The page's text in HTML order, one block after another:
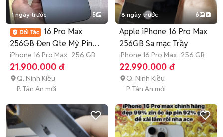
1 ngày trước 5
16 Pro Max
256GB Đen Qte Mỹ Pin
95 98% Imei 928273
iPhone 16 Pro Max 256 GB
21.900.000 đ
Q. Ninh Kiều
P. Tân An mới
8 ngày trước 6
Apple iPhone 16 Pro Max
256GB Sa mạc Trầy
iPhone 16 Pro Max 256 GB
22.990.000 đ
Q. Ninh Kiều
P. Tân An mới